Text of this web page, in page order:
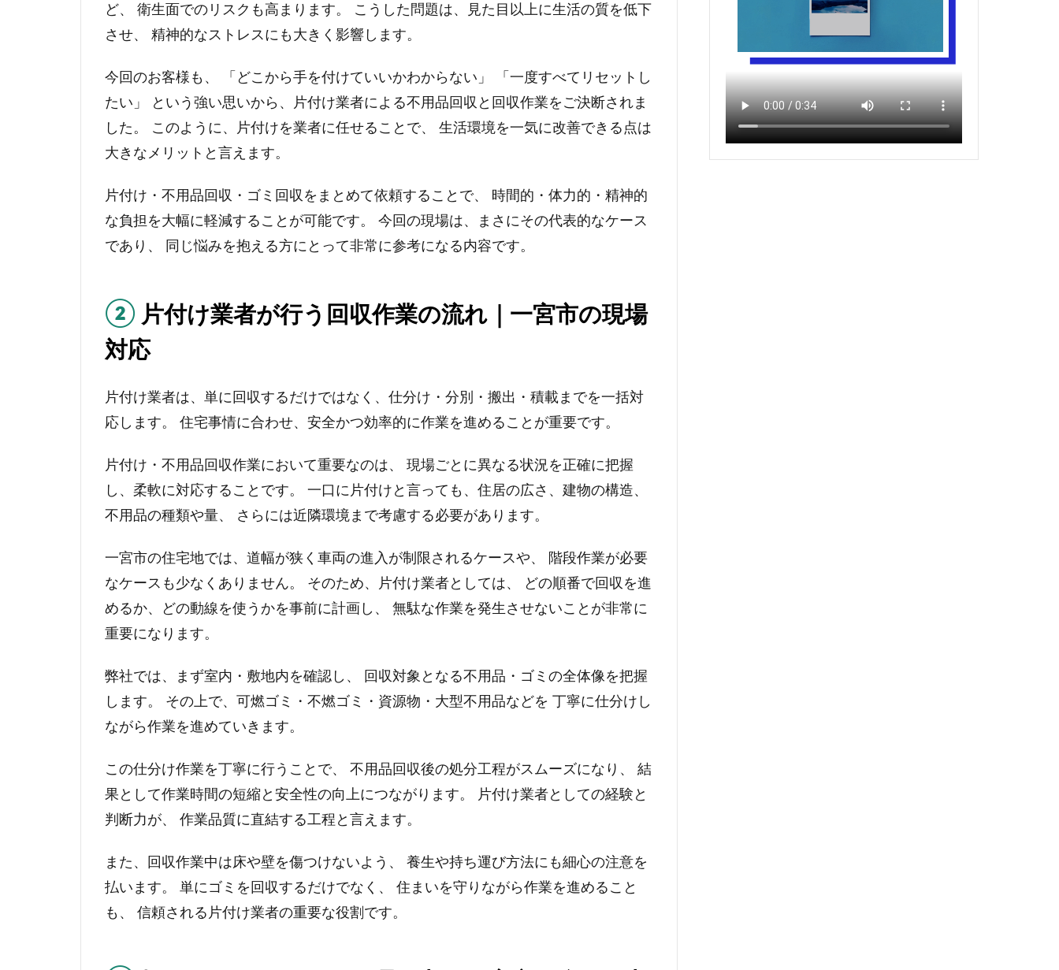
ど、 衛生面でのリスクも高まります。 こうした問題は、見た目以上に生活の質を低下
させ、 精神的なストレスにも大きく影響します。
今回のお客様も、 「どこから手を付けていいかわからない」 「一度すべてリセットし
たい」 という強い思いから、片付け業者による不用品回収と回収作業をご決断されま
した。 このように、片付けを業者に任せることで、 生活環境を一気に改善できる点は
大きなメリットと言えます。
片付け・不用品回収・ゴミ回収をまとめて依頼することで、 時間的・体力的・精神的
な負担を大幅に軽減することが可能です。 今回の現場は、まさにその代表的なケース
であり、 同じ悩みを抱える方にとって非常に参考になる内容です。
② 片付け業者が行う回収作業の流れ｜一宮市の現場
対応
片付け業者は、単に回収するだけではなく、仕分け・分別・搬出・積載までを一括対
応します。 住宅事情に合わせ、安全かつ効率的に作業を進めることが重要です。
片付け・不用品回収作業において重要なのは、 現場ごとに異なる状況を正確に把握
し、柔軟に対応することです。 一口に片付けと言っても、住居の広さ、建物の構造、
不用品の種類や量、 さらには近隣環境まで考慮する必要があります。
一宮市の住宅地では、道幅が狭く車両の進入が制限されるケースや、 階段作業が必要
なケースも少なくありません。 そのため、片付け業者としては、 どの順番で回収を進
めるか、どの動線を使うかを事前に計画し、 無駄な作業を発生させないことが非常に
重要になります。
弊社では、まず室内・敷地内を確認し、 回収対象となる不用品・ゴミの全体像を把握
します。 その上で、可燃ゴミ・不燃ゴミ・資源物・大型不用品などを 丁寧に仕分けし
ながら作業を進めていきます。
この仕分け作業を丁寧に行うことで、 不用品回収後の処分工程がスムーズになり、 結
果として作業時間の短縮と安全性の向上につながります。 片付け業者としての経験と
判断力が、 作業品質に直結する工程と言えます。
また、回収作業中は床や壁を傷つけないよう、 養生や持ち運び方法にも細心の注意を
払います。 単にゴミを回収するだけでなく、 住まいを守りながら作業を進めること
も、 信頼される片付け業者の重要な役割です。